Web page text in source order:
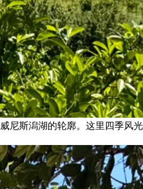
斯潟湖的轮廓。这里四季